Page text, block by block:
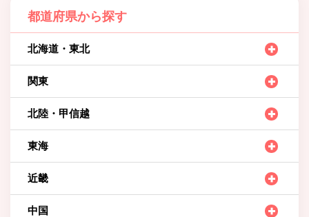
都道府県から探す
北海道・東北
関東
北陸・甲信越
東海
近畿
中国